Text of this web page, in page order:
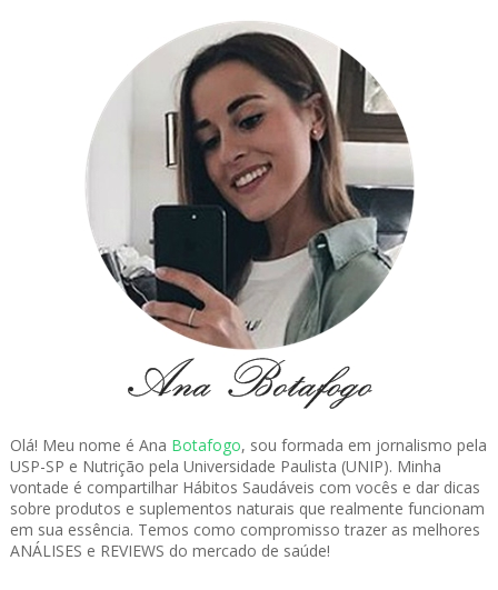
Olá! Meu nome é Ana Botafogo, sou formada em jornalismo pela
USP-SP e Nutrição pela Universidade Paulista (UNIP). Minha
vontade é compartilhar Hábitos Saudáveis com vocês e dar dicas
sobre produtos e suplementos naturais que realmente funcionam
em sua essência. Temos como compromisso trazer as melhores
ANÁLISES e REVIEWS do mercado de saúde!